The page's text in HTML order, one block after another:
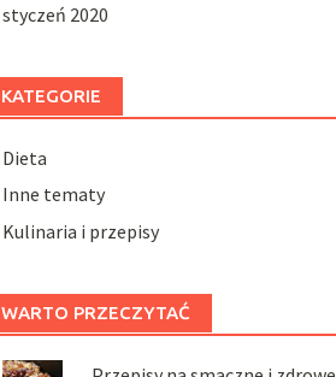
styczeń 2020
KATEGORIE
Dieta
Inne tematy
Kulinaria i przepisy
WARTO PRZECZYTAĆ